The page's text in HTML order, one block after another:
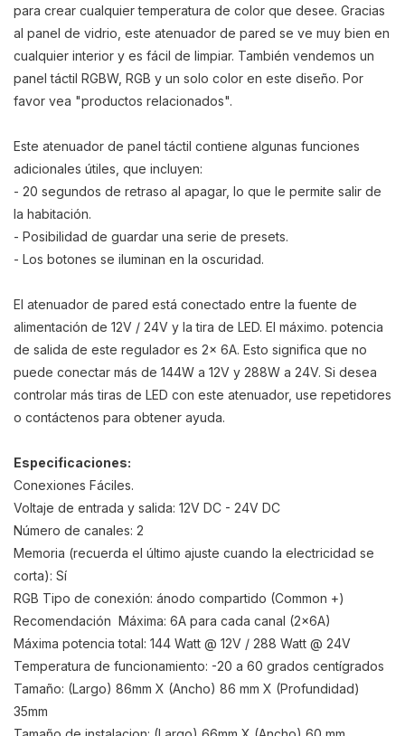
para crear cualquier temperatura de color que desee. Gracias
al panel de vidrio, este atenuador de pared se ve muy bien en
cualquier interior y es fácil de limpiar. También vendemos un
panel táctil RGBW, RGB y un solo color en este diseño. Por
favor vea "productos relacionados".
Este atenuador de panel táctil contiene algunas funciones
adicionales útiles, que incluyen:
- 20 segundos de retraso al apagar, lo que le permite salir de
la habitación.
- Posibilidad de guardar una serie de presets.
- Los botones se iluminan en la oscuridad.
El atenuador de pared está conectado entre la fuente de
alimentación de 12V / 24V y la tira de LED. El máximo. potencia
de salida de este regulador es 2x 6A. Esto significa que no
puede conectar más de 144W a 12V y 288W a 24V. Si desea
controlar más tiras de LED con este atenuador, use repetidores
o contáctenos para obtener ayuda.
Especificaciones:
Conexiones Fáciles.
Voltaje de entrada y salida: 12V DC - 24V DC
Número de canales: 2
Memoria (recuerda el último ajuste cuando la electricidad se
corta): Sí
RGB Tipo de conexión: ánodo compartido (Common +)
Recomendación Máxima: 6A para cada canal (2x6A)
Máxima potencia total: 144 Watt @ 12V / 288 Watt @ 24V
Temperatura de funcionamiento: -20 a 60 grados centígrados
Tamaño: (Largo) 86mm X (Ancho) 86 mm X (Profundidad)
35mm